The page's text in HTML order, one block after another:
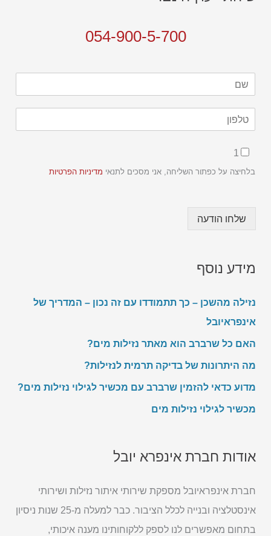
054-900-5-700
*
C
e
b
x
*
1
בלחיצה על כפתור השליחה, אני מסכים לתנאי מדיניות הפרטיות
שלחו הודעה
מידע נוסף
נזילה מהשכן – כך תתמודדו עם זה נכון – המדריך של
אינפראיובל
האם כל שרברב הוא מאתר נזילות מים?
מה היתרונות של בדיקה תרמית לנזילות?
מדוע כדאי להזמין שרברב עם מכשיר לגילוי נזילות מים?
מכשיר לגילוי נזילות מים
אודות חברת אינפרא יובל
חברת אינפראיובל מספקת שירותי איתור נזילות ושירותי
אינסטלציה ובנייה לכלל הציבור. כבר למעלה מ-25 שנות ניסיון
בתחום מאפשרים לנו לספק ללקוחותינו מענה איכותי,